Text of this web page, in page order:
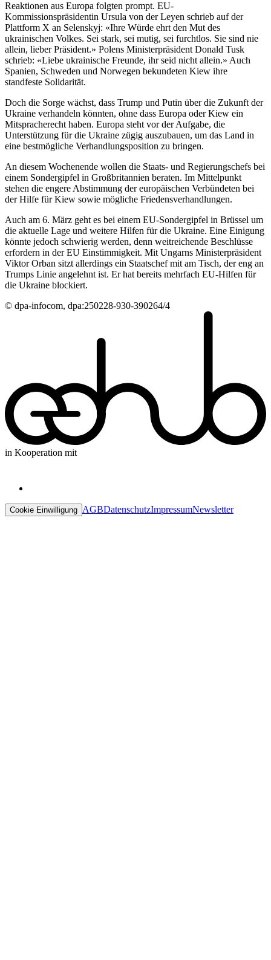
Reaktionen aus Europa folgten prompt. EU-
Kommissionspräsidentin Ursula von der Leyen schrieb auf der
Plattform X an Selenskyj: «Ihre Würde ehrt den Mut des
ukrainischen Volkes. Sei stark, sei mutig, sei furchtlos. Sie sind nie
allein, lieber Präsident.» Polens Ministerpräsident Donald Tusk
schrieb: «Liebe ukrainische Freunde, ihr seid nicht allein.» Auch
Spanien, Schweden und Norwegen bekundeten Kiew ihre
standfeste Solidarität.
Doch die Sorge wächst, dass Trump und Putin über die Zukunft der
Ukraine verhandeln könnten, ohne dass Europa oder Kiew ein
Mitspracherecht haben. Europa steht vor der Aufgabe, die
Unterstützung für die Ukraine zügig auszubauen, um das Land in
eine bestmögliche Verhandlungsposition zu bringen.
An diesem Wochenende wollen die Staats- und Regierungschefs bei
einem Sondergipfel in Großbritannien beraten. Im Mittelpunkt
stehen die engere Abstimmung der europäischen Verbündeten bei
der Hilfe für Kiew sowie mögliche Friedensverhandlungen.
Auch am 6. März geht es bei einem EU-Sondergipfel in Brüssel um
die aktuelle Lage und weitere Hilfen für die Ukraine. Eine Einigung
könnte jedoch schwierig werden, denn weitreichende Beschlüsse
erfordern in der EU Einstimmigkeit. Mit Ungarns Ministerpräsident
Viktor Orban sitzt allerdings ein Staatschef mit am Tisch, der eng an
Trumps Linie angelehnt ist. Er hat bereits mehrfach EU-Hilfen für
die Ukraine blockiert.
© dpa-infocom, dpa:250228-930-390264/4
in Kooperation mit
Cookie Einwilligung AGBDatenschutzImpressumNewsletter